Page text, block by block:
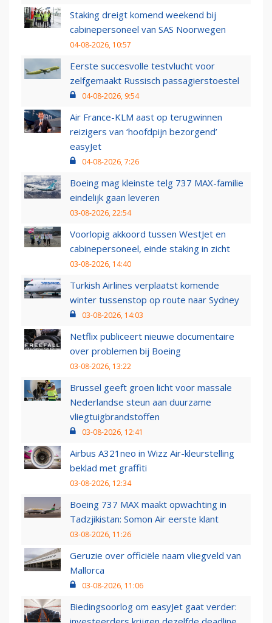
Staking dreigt komend weekend bij
cabinepersoneel van SAS Noorwegen
04-08-2026, 10:57
Eerste succesvolle testvlucht voor
zelfgemaakt Russisch passagierstoestel
04-08-2026, 9:54
Air France-KLM aast op terugwinnen
reizigers van ‘hoofdpijn bezorgend’
easyJet
04-08-2026, 7:26
Boeing mag kleinste telg 737 MAX-familie
eindelijk gaan leveren
03-08-2026, 22:54
Voorlopig akkoord tussen WestJet en
cabinepersoneel, einde staking in zicht
03-08-2026, 14:40
Turkish Airlines verplaatst komende
winter tussenstop op route naar Sydney
03-08-2026, 14:03
Netflix publiceert nieuwe documentaire
over problemen bij Boeing
03-08-2026, 13:22
Brussel geeft groen licht voor massale
Nederlandse steun aan duurzame
vliegtuigbrandstoffen
03-08-2026, 12:41
Airbus A321neo in Wizz Air-kleurstelling
beklad met graffiti
03-08-2026, 12:34
Boeing 737 MAX maakt opwachting in
Tadzjikistan: Somon Air eerste klant
03-08-2026, 11:26
Geruzie over officiële naam vliegveld van
Mallorca
03-08-2026, 11:06
Biedingsoorlog om easyJet gaat verder: